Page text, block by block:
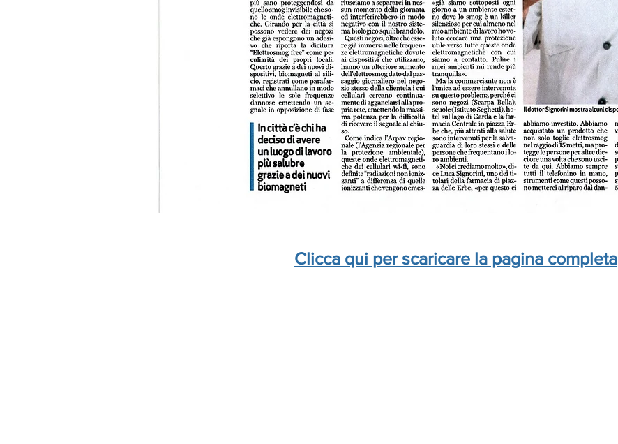
Clicca qui per scaricare la pagina completa